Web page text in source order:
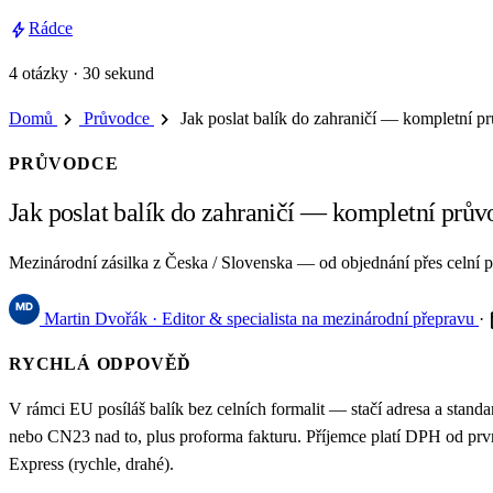
boltRádce
4 otázky · 30 sekund
Domů chevron_right Průvodce chevron_right Jak poslat balík do zahraničí — kompletní
PRŮVODCE
Jak poslat balík do zahraničí — kompletní
Mezinárodní zásilka z Česka / Slovenska — od objednání přes celní
Martin Dvořák · Editor & specialista na mezinárodní přepravu ·
RYCHLÁ ODPOVĚĎ
V rámci EU posíláš balík bez celních formalit — stačí adresa a
nebo CN23 nad to, plus proforma fakturu. Příjemce platí DPH od
Express (rychle, drahé).